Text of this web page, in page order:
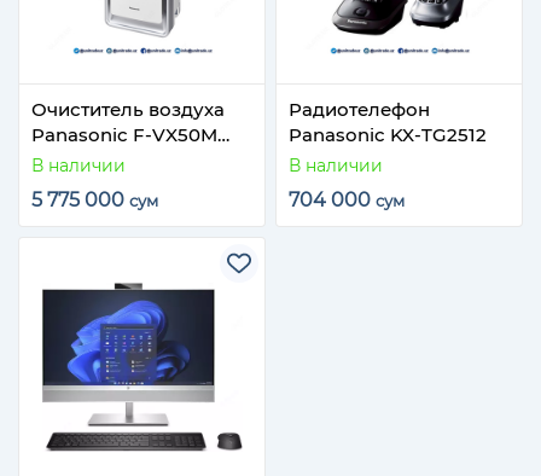
Очиститель воздуха
Panasonic F-VX50M
Humidifying Air Purifier
В наличии
5 775 000 сум
Радиотелефон
Panasonic KX-TG2512
В наличии
704 000 сум